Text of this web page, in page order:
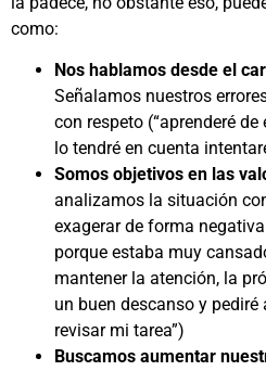
como:
Nos hablamos desde el
Señalamos nuestros
con respeto (“aprenderé
lo tendré en cuenta
Somos objetivos en las
analizamos la situación
exagerar de forma
porque estaba muy
mantener la atención, la
un buen descanso y
revisar mi tarea”)
Buscamos aumentar